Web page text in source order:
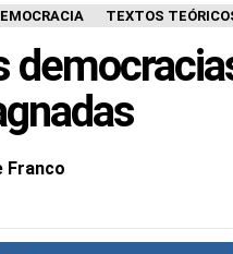
TEXTOS
Franco